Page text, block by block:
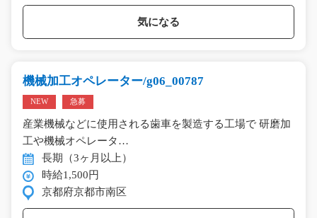
気になる
機械加工オペレーター/g06_00787
NEW 急募
産業機械などに使用される歯車を製造する工場で 研磨加
工や機械オペレータ…
長期（3ヶ月以上）
時給1,500円
京都府京都市南区